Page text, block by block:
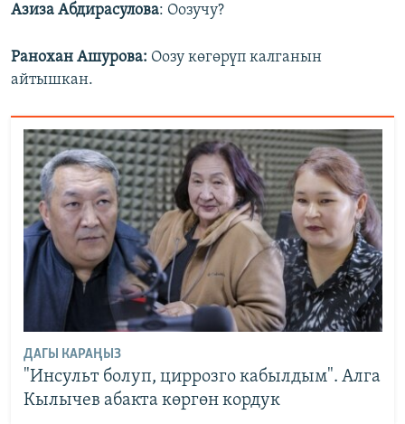
Азиза Абдирасулова: Оозучу?
Ранохан Ашурова: Оозу көгөрүп калганын
айтышкан.
ДАГЫ КАРАҢЫЗ
"Инсульт болуп, циррозго кабылдым". Алга
Кылычев абакта көргөн кордук